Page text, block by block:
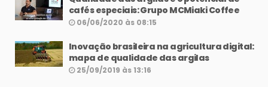
cafés especiais: Grupo MCMiaki Coffee
06/06/2020 às 08:15
Inovação brasileira na agricultura digital:
mapa de qualidade das argilas
25/09/2019 às 13:16